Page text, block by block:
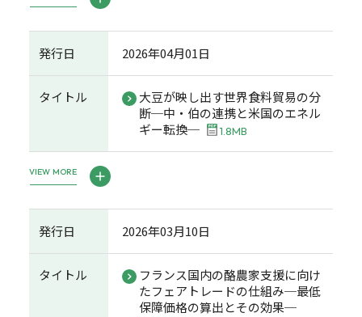
発行日 2026年04月01日
タイトル
大豆が映し出す世界食料貿易の分
断─中・伯の連携と米国のエネル
ギー転換─
1.8MB
VIEW MORE
発行日 2026年03月10日
タイトル
フランス国内の酪農家支援に向け
たフェアトレードの仕組み─最低
保障価格の算出とその効果─